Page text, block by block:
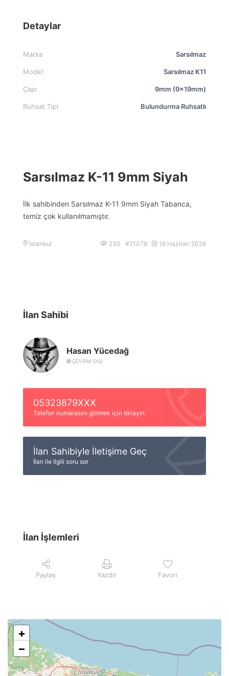
Detaylar
Marka Sarsılmaz
Model Sarsılmaz K11
Çapı 9mm (9x19mm)
Ruhsat Tipi Bulundurma Ruhsatlı
Sarsılmaz K-11 9mm Siyah
İlk sahibinden Sarsılmaz K-11 9mm Siyah Tabanca,
temiz çok kullanılmamıştır.
İstanbul 230 #21078 16 Haziran 2026
İlan Sahibi
Hasan Yücedağ
ÇEVRIM DIŞI
05323879XXX
Telefon numarasını görmek için tıklayın
İlan Sahibiyle İletişime Geç
İlan ile ilgili soru sor
İlan İşlemleri
Paylaş Yazdır Favori
+
−